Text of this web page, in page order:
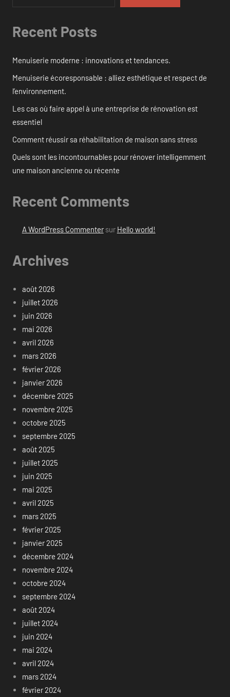
Recent Posts
Menuiserie moderne : innovations et tendances.
Menuiserie écoresponsable : alliez esthétique et respect de
l’environnement.
Les cas où faire appel à une entreprise de rénovation est
essentiel
Comment réussir sa réhabilitation de maison sans stress
Quels sont les incontournables pour rénover intelligemment
une maison ancienne ou récente
Recent Comments
A WordPress Commentersur Hello world!
Archives
août 2026
juillet 2026
juin 2026
mai 2026
avril 2026
mars 2026
février 2026
janvier 2026
décembre 2025
novembre 2025
octobre 2025
septembre 2025
août 2025
juillet 2025
juin 2025
mai 2025
avril 2025
mars 2025
février 2025
janvier 2025
décembre 2024
novembre 2024
octobre 2024
septembre 2024
août 2024
juillet 2024
juin 2024
mai 2024
avril 2024
mars 2024
février 2024